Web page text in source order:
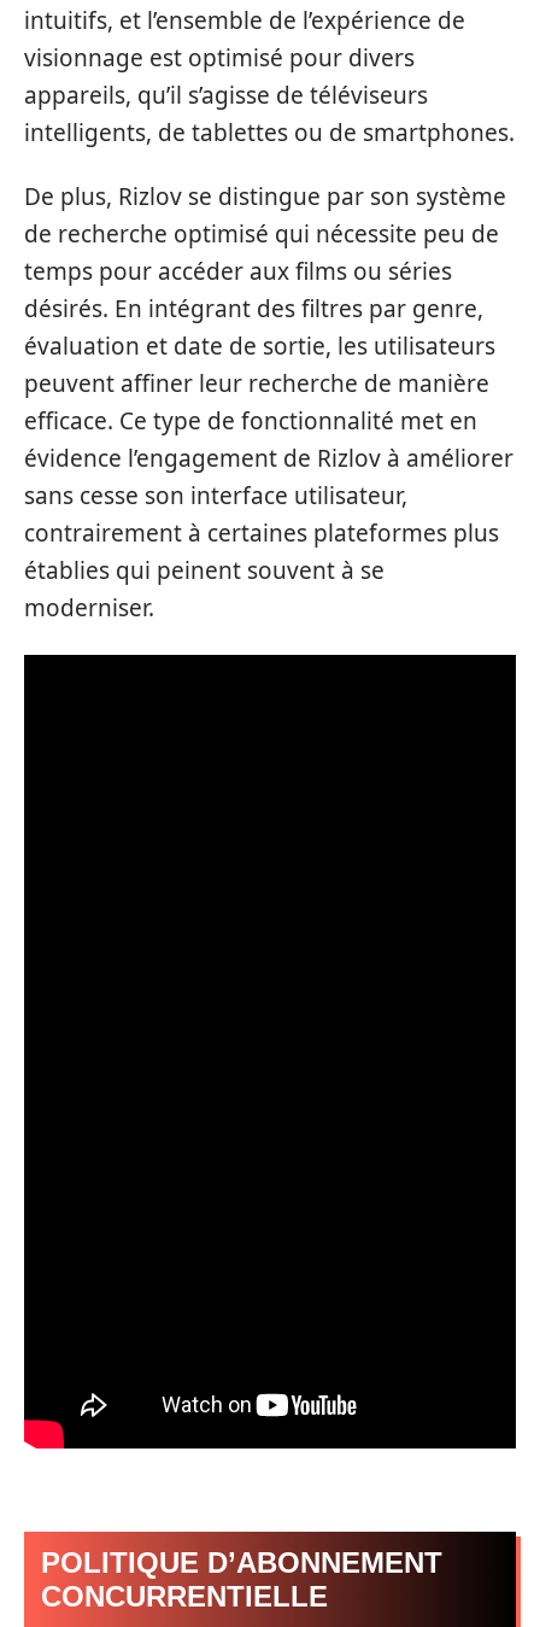
intuitifs, et l’ensemble de l’expérience de
visionnage est optimisé pour divers
appareils, qu’il s’agisse de téléviseurs
intelligents, de tablettes ou de smartphones.
De plus, Rizlov se distingue par son système
de recherche optimisé qui nécessite peu de
temps pour accéder aux films ou séries
désirés. En intégrant des filtres par genre,
évaluation et date de sortie, les utilisateurs
peuvent affiner leur recherche de manière
efficace. Ce type de fonctionnalité met en
évidence l’engagement de Rizlov à améliorer
sans cesse son interface utilisateur,
contrairement à certaines plateformes plus
établies qui peinent souvent à se
moderniser.
POLITIQUE D’ABONNEMENT
CONCURRENTIELLE